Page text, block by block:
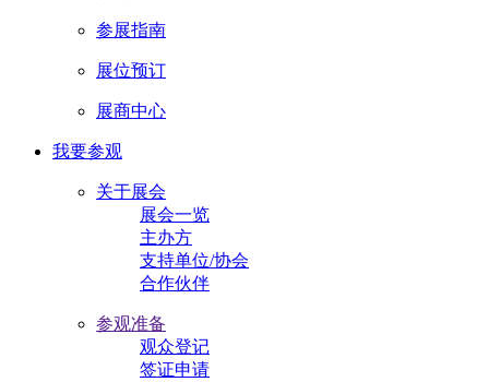
参展指南
展位预订
展商中心
我要参观
关于展会
展会一览
主办方
支持单位/协会
合作伙伴
参观准备
观众登记
签证申请